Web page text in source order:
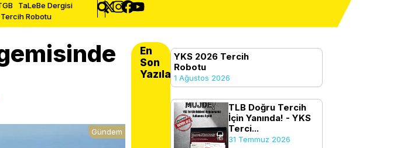
TaLeBe Dergisi
Tercih Robotu
Gündem
En
Son
Yazılanlar
YKS 2026 Tercih
Robotu
1 Ağustos 2026
TLB Doğru Tercih
İçin Yanında! - YKS
Terci...
31 Temmuz 2026